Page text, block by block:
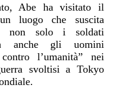
Abe ha visitato il
luogo che suscita
non solo i soldati
anche gli uomini
l’umanità” nei
svoltisi a Tokyo